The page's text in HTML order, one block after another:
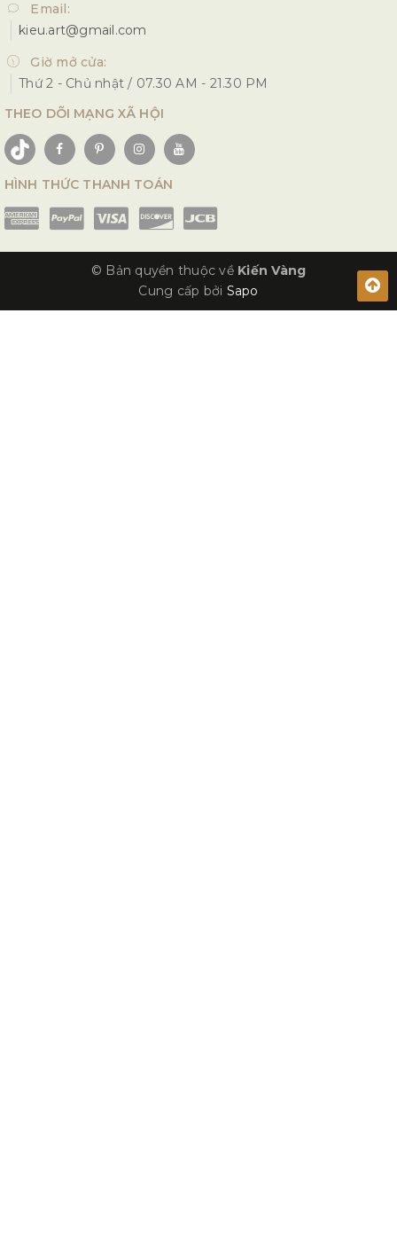
Email:
kieu.art@gmail.com
Giờ mở cửa:
Thứ 2 - Chủ nhật / 07.30 AM - 21.30 PM
THEO DÕI MẠNG XÃ HỘI
HÌNH THỨC THANH TOÁN
© Bản quyền thuộc về Kiến Vàng
Cung cấp bởi Sapo